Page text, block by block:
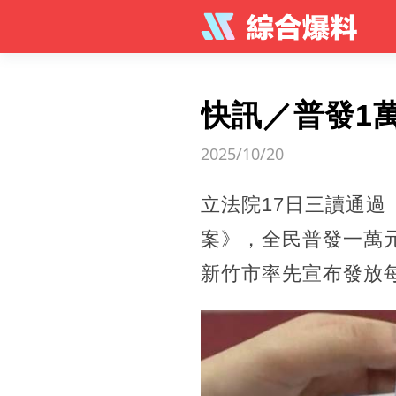
快訊／普發1
2025/10/20
立法院17日三讀通過
案》，全民普發一萬
新竹市率先宣布發放